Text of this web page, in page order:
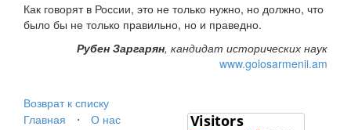
Как говорят в России, это не только нужно, но должно, что
было бы не только правильно, но и праведно.
Рубен Заргарян, кандидат исторических наук
www.golosarmenii.am
Возврат к списку
Главная
⋅ О нас